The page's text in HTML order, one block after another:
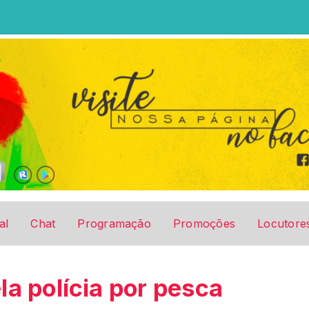
Chat Programação Promoções
polícia por pesca